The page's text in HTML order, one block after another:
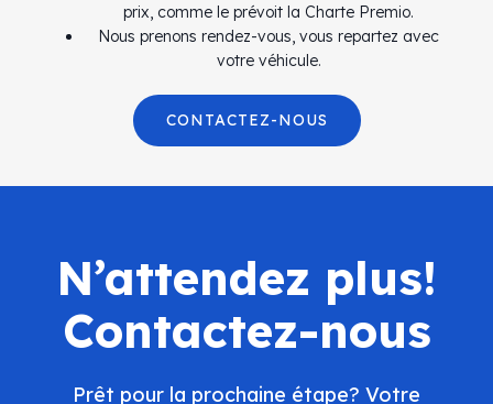
prix, comme le prévoit la Charte Premio.
Nous prenons rendez-vous, vous repartez avec
votre véhicule.
CONTACTEZ-NOUS
N’attendez plus!
Contactez-nous
Prêt pour la prochaine étape? Votre